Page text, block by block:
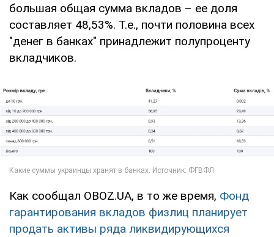
большая общая сумма вкладов – ее доля
составляет 48,53%. Т.е., почти половина всех
"денег в банках" принадлежит полупроценту
вкладчиков.
Как сообщал OBOZ.UA, в то же время, Фонд
гарантирования вкладов физлиц планирует
продать активы ряда ликвидирующихся